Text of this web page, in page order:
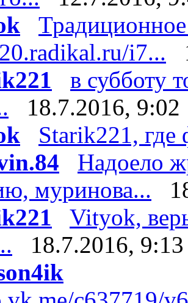
i7...
в субботу
18.7.2016, 9:02
Starik221, где
Надоело
муринова...
Vityok,
18.7.2016, 9:13